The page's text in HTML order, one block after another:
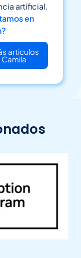
artificial.
en
articulos